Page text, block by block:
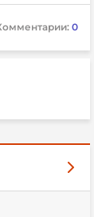
0